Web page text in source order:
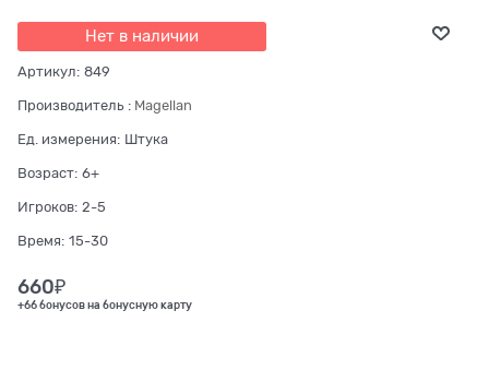
Нет в наличии
Артикул: 849
Производитель : Magellan
Ед. измерения: Штука
Возраст: 6+
Игроков: 2-5
Время: 15-30
660₽
+66 бонусов на бонусную карту